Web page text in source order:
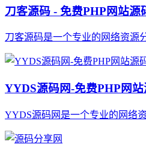
刀客源码 - 免费PHP网站源
刀客源码是一个专业的网络资源
YYDS源码网-免费PHP网
YYDS源码网是一个专业的网络